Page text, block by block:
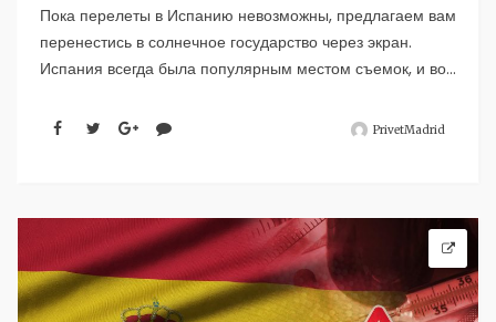
Пока перелеты в Испанию невозможны, предлагаем вам
перенестись в солнечное государство через экран.
Испания всегда была популярным местом съемок, и во...
PrivetMadrid